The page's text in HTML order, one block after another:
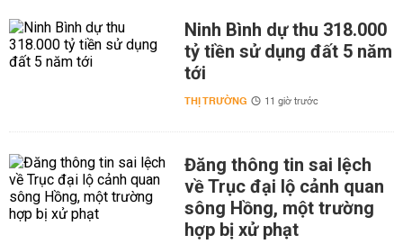
Ninh Bình dự thu 318.000
tỷ tiền sử dụng đất 5 năm
tới
THỊ TRƯỜNG 11 giờ trước
Đăng thông tin sai lệch
về Trục đại lộ cảnh quan
sông Hồng, một trường
hợp bị xử phạt